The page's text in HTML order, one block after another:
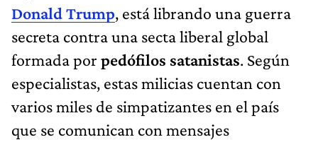
Donald Trump, está librando una guerra
secreta contra una secta liberal global
formada por pedófilos satanistas. Según
especialistas, estas milicias cuentan con
varios miles de simpatizantes en el país
que se comunican con mensajes